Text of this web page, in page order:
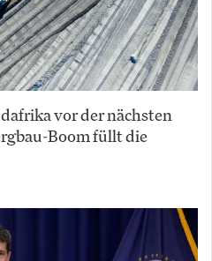
vor der nächsten
Boom füllt die